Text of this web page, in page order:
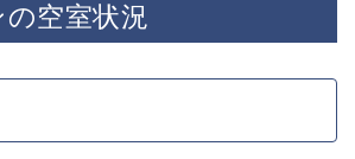
望露天風呂
ない湯浴みを着て混浴にてご入浴頂
空室状況